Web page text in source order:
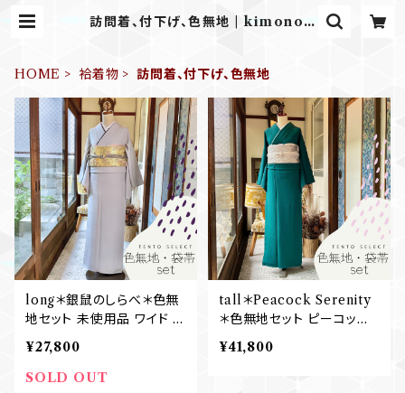
訪問着、付下げ、色無地 | kimono t
HOME 袷着物 訪問着、付下げ、色無地
long＊銀鼠のしらべ＊色無
地セット 未使用品 ワイド 身
幅広め 浅藤紫 銀鼠 グレー
礼装 七五三 卒業式 入学式
色無地+袋帯 B734
¥27,800
SOLD OUT
tall＊Peacock Serenity
＊色無地セット ピーコック
ブルー テールグリーン 礼装
七五三 卒業式 入学式 結婚
¥41,800